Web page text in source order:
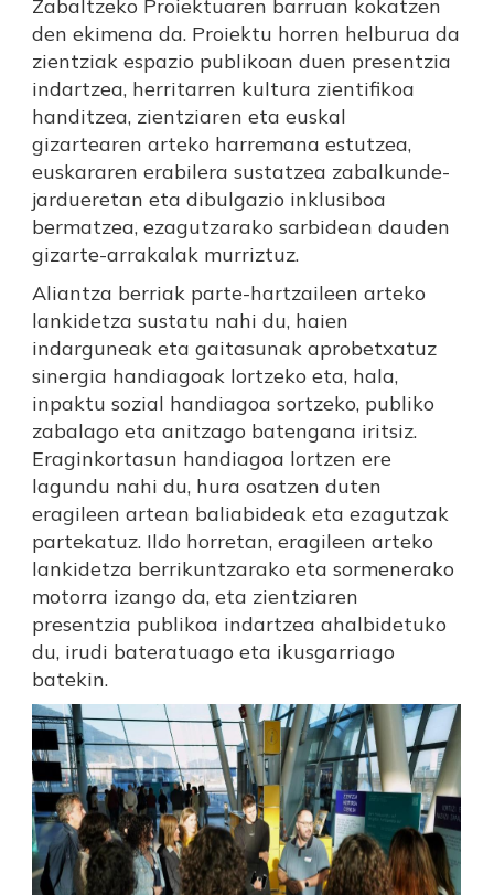
Zabaltzeko Proiektuaren barruan kokatzen
den ekimena da. Proiektu horren helburua da
zientziak espazio publikoan duen presentzia
indartzea, herritarren kultura zientifikoa
handitzea, zientziaren eta euskal
gizartearen arteko harremana estutzea,
euskararen erabilera sustatzea zabalkunde-
jardueretan eta dibulgazio inklusiboa
bermatzea, ezagutzarako sarbidean dauden
gizarte-arrakalak murriztuz.
Aliantza berriak parte-hartzaileen arteko
lankidetza sustatu nahi du, haien
indarguneak eta gaitasunak aprobetxatuz
sinergia handiagoak lortzeko eta, hala,
inpaktu sozial handiagoa sortzeko, publiko
zabalago eta anitzago batengana iritsiz.
Eraginkortasun handiagoa lortzen ere
lagundu nahi du, hura osatzen duten
eragileen artean baliabideak eta ezagutzak
partekatuz. Ildo horretan, eragileen arteko
lankidetza berrikuntzarako eta sormenerako
motorra izango da, eta zientziaren
presentzia publikoa indartzea ahalbidetuko
du, irudi bateratuago eta ikusgarriago
batekin.